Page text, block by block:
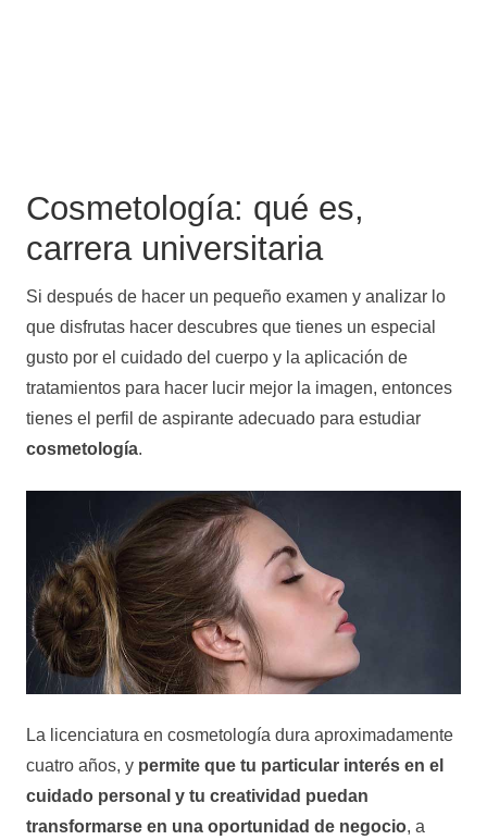
Cosmetología: qué es,
carrera universitaria
Si después de hacer un pequeño examen y analizar lo
que disfrutas hacer descubres que tienes un especial
gusto por el cuidado del cuerpo y la aplicación de
tratamientos para hacer lucir mejor la imagen, entonces
tienes el perfil de aspirante adecuado para estudiar
cosmetología.
La licenciatura en cosmetología dura aproximadamente
cuatro años, y permite que tu particular interés en el
cuidado personal y tu creatividad puedan
transformarse en una oportunidad de negocio, a